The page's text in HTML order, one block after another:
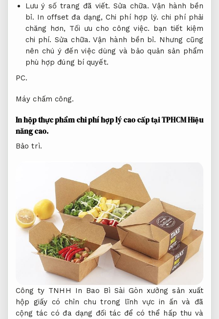
Lưu ý số trang đã viết. Sửa chữa. Vận hành bền
bỉ. In offset đa dạng,Chi phí hợp lý. chi phí phải
chăng hơn, Tối ưu cho công việc. bạn tiết kiệm
chi phí. Sửa chữa. Vận hành bền bỉ. Nhưng cũng
nên chú ý đến việc dùng và bảo quản sản phẩm
phù hợp đúng bí quyết.
PC.
Máy chấm công.
In hộp thực phẩm chi phí hợp lý cao cấp tại TPHCMHiệu
năng cao.
Bảo trì.
Công ty TNHH In Bao Bì Sài Gòn xưởng sản xuất
hộp giấy có chỉn chu trong lĩnh vực in ấn và đã
cộng tác có đa dạng đối tác để có thể hấp thu và